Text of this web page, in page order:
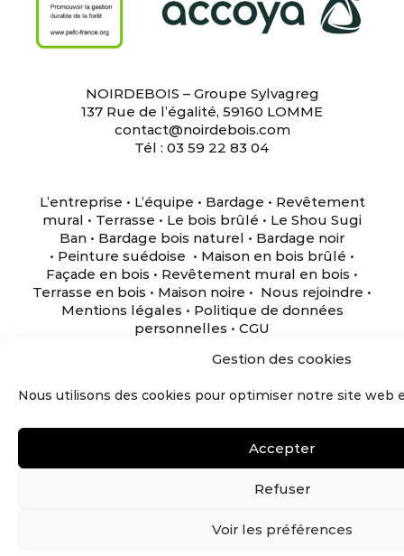
Gestion des cookies
Nous utilisons des cookies pour optimiser notre site web
Accepter
Refuser
Voir les préférences
NOIRDEBOIS – Groupe Sylvagreg
137 Rue de l’égalité, 59160 LOMME
contact@noirdebois.com
Tél : 03 59 22 83 04
L’entreprise • L’équipe • Bardage • Revêtement
mural • Terrasse • Le bois brûlé • Le Shou Sugi
Ban • Bardage bois naturel • Bardage noir
• Peinture suédoise • Maison en bois brûlé •
Façade en bois • Revêtement mural en bois •
Terrasse en bois • Maison noire • Nous rejoindre •
Mentions légales • Politique de données
personnelles • CGU